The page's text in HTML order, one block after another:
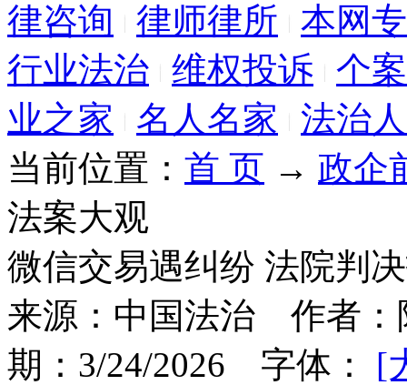
律咨询
律师律所
本网
行业法治 维权投诉
个
业之家
名人名家
法治
当前位置： 首 页 → 政企
法案大观
微信交易遇纠纷 法院判
来源： 中国法治 作者：
期： 3/24/2026 字体： [